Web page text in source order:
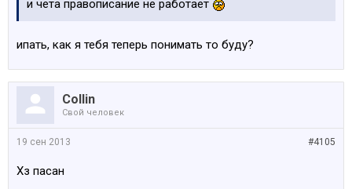
и чета правописание не работает
ипать, как я тебя теперь понимать то буду?
Collin
Свой человек
#4105
19 сен 2013
Хз пасан